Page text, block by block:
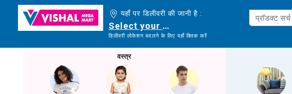
यहाँ पर डिलीवरी की जानी है :
Select your delivery location
डिलीवरी लोकेशन बदलने के लिए यहाँ क्लिक करें
वस्त्र